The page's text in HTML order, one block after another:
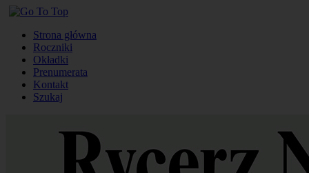
Strona główna
Roczniki
Okładki
Prenumerata
Kontakt
Szukaj